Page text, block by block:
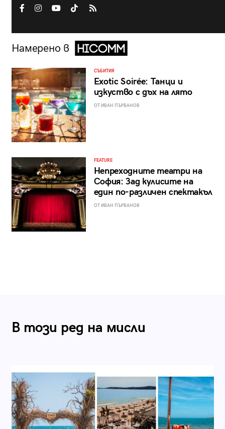
Намерено в
СЪБИТИЯ
Exotic Soirée: Танци и
изкуство с дъх на лято
ОТ ИВАН ПЪРВАНОВ
FEATURE
Непреходните театри на
София: Зад кулисите на
един по-различен спектакъл
ОТ ИВАН ПЪРВАНОВ
В този ред на мисли